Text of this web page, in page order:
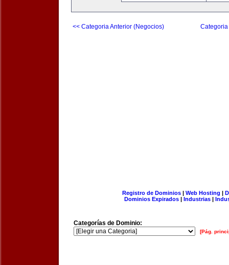
<< Categoria Anterior (Negocios)
Registro de Dominios| Web Hosting |
Dominios Expirados | Industrias |
Categorías de Dominio:
[Pág.